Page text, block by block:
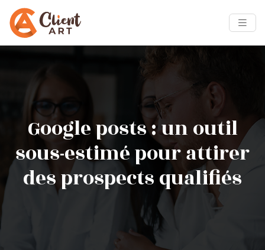
Google posts : un outil
sous-estimé pour attirer
des prospects qualifiés